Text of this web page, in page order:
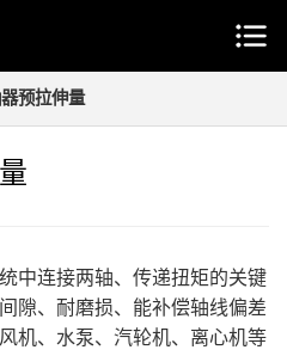
预拉伸量
中连接两轴、传递扭矩的关键
隙、耐磨损、能补偿轴线偏差
机、水泵、汽轮机、离心机等